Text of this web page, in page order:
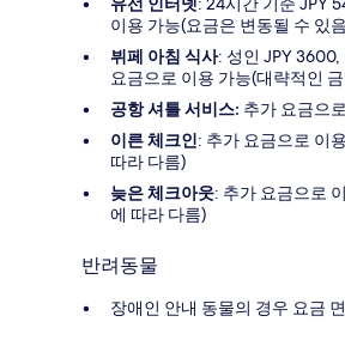
이용 가능(요금은 변동될 수 있
뷔페 아침 식사: 성인 JPY
요금으로 이용 가능(대략적인
공항 셔틀 서비스: 추가 요금으
이른 체크인: 추가 요금으로 이
따라 다름)
늦은 체크아웃: 추가 요금으로
에 따라 다름)
반려동물
장애인 안내 동물의 경우 요금